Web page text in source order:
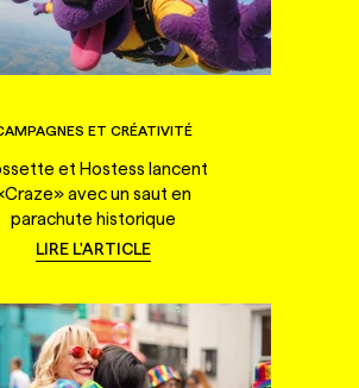
ET CRÉATIVITÉ
et Hostess lancent
avec un saut en
parachute historique
LIRE L'ARTICLE